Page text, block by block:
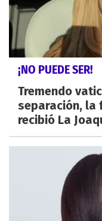
¡NO PUEDE SER!
Tremendo
separación, la
recibió La